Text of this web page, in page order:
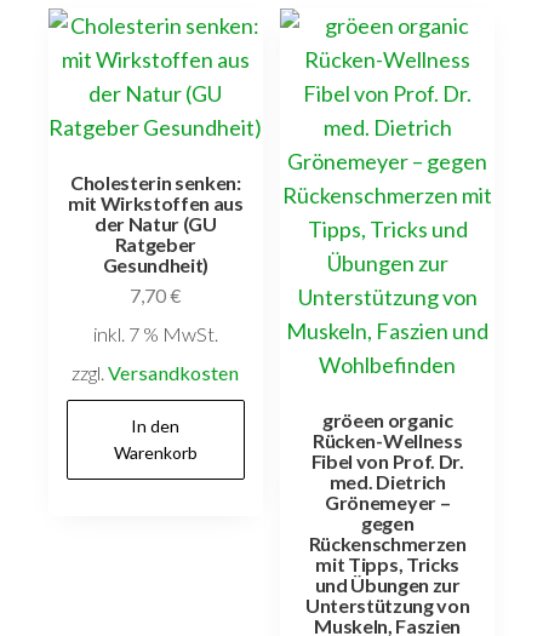
Cholesterin senken:
mit Wirkstoffen aus
der Natur (GU
Ratgeber
Gesundheit)
7,70€
inkl. 7 % MwSt.
zzgl.Versandkosten
In den
Warenkorb
gröeen organic
Rücken-Wellness
Fibel von Prof. Dr.
med. Dietrich
Grönemeyer –
gegen
Rückenschmerzen
mit Tipps, Tricks
und Übungen zur
Unterstützung von
Muskeln, Faszien